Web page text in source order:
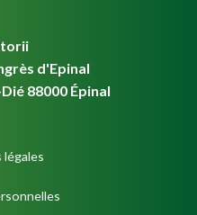
d'Epinal
88000 Épinal